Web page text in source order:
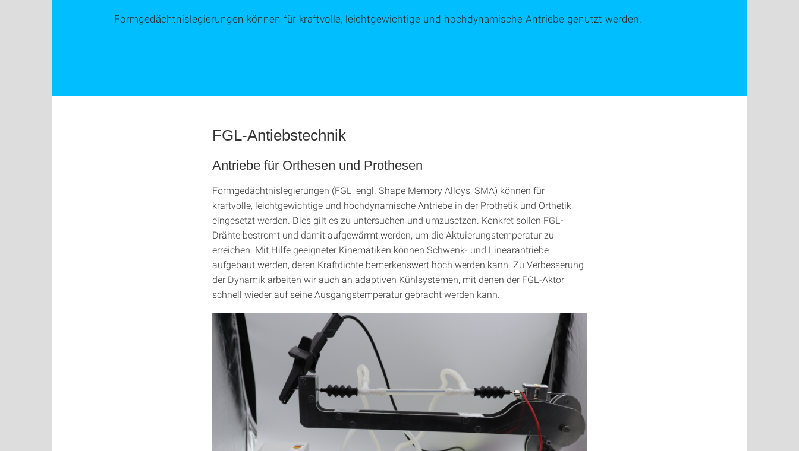
Formgedächtnislegierungen können für kraftvolle, leichtgewichtige und hochdynamische Antriebe genutzt werden.
FGL-Antiebstechnik
Antriebe für Orthesen und Prothesen
Formgedächtnislegierungen (FGL, engl. Shape Memory Alloys, SMA) können für
kraftvolle, leichtgewichtige und hochdynamische Antriebe in der Prothetik und Orthetik
eingesetzt werden. Dies gilt es zu untersuchen und umzusetzen. Konkret sollen FGL-
Drähte bestromt und damit aufgewärmt werden, um die Aktuierungstemperatur zu
erreichen. Mit Hilfe geeigneter Kinematiken können Schwenk- und Linearantriebe
aufgebaut werden, deren Kraftdichte bemerkenswert hoch werden kann. Zu Verbesserung
der Dynamik arbeiten wir auch an adaptiven Kühlsystemen, mit denen der FGL-Aktor
schnell wieder auf seine Ausgangstemperatur gebracht werden kann.